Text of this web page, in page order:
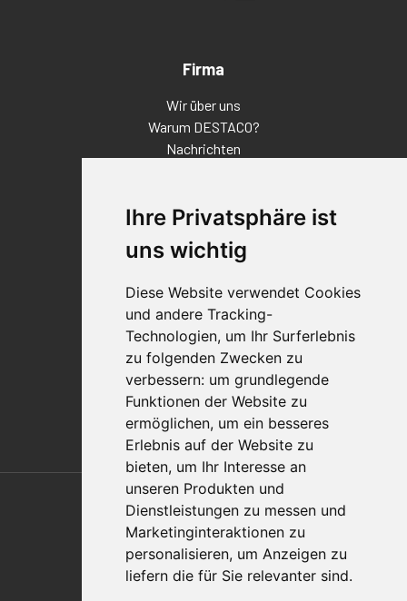
Ihre Privatsphäre ist
uns wichtig
Diese Website verwendet Cookies
und andere Tracking-
Technologien, um Ihr Surferlebnis
zu folgenden Zwecken zu
verbessern: um grundlegende
Funktionen der Website zu
ermöglichen, um ein besseres
Erlebnis auf der Website zu
bieten, um Ihr Interesse an
unseren Produkten und
Dienstleistungen zu messen und
Marketinginteraktionen zu
personalisieren, um Anzeigen zu
liefern die für Sie relevanter sind.
Firma
Wir über uns
Warum DESTACO?
Nachrichten
Standorte
Qualitätsaussage
Kontakt
Vertriebspartnerfinder
Häufig gestellte Fragen
Datenschutz-Bestimmungen
Nutzungsbedingungen
Richtlinien/AGBs
Also of Interest
Automation Solutions
Applications